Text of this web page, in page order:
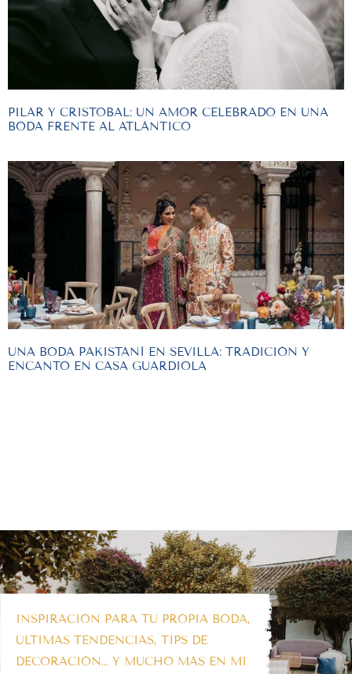
PILAR Y CRISTOBAL: UN AMOR CELEBRADO EN UNA
BODA FRENTE AL ATLÁNTICO
UNA BODA PAKISTANÍ EN SEVILLA: TRADICIÓN Y
ENCANTO EN CASA GUARDIOLA
INSPIRACIÓN PARA TU PROPIA BODA,
ÚLTIMAS TENDENCIAS, TIPS DE
DECORACIÓN… Y MUCHO MÁS EN MI